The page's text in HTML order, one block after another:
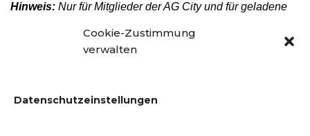
Cookie-Zustimmung
verwalten
Datenschutzeinstellungen
Hinweis: Nur für Mitglieder der AG City und für geladene
www.agcity.de